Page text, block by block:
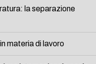
la separazione
materia di lavoro